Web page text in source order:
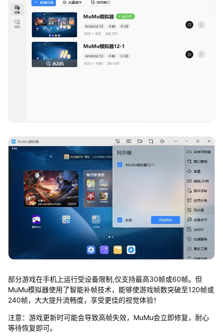
部分游戏在手机上运行受设备限制,仅支持最高30帧或60帧。但
MuMu模拟器使用了智能补帧技术，能够使游戏帧数突破至120帧或
240帧，大大提升流畅度，享受更佳的视觉体验！
注意：游戏更新时可能会导致高帧失效，MuMu会立即修复，耐心
等待恢复即可。